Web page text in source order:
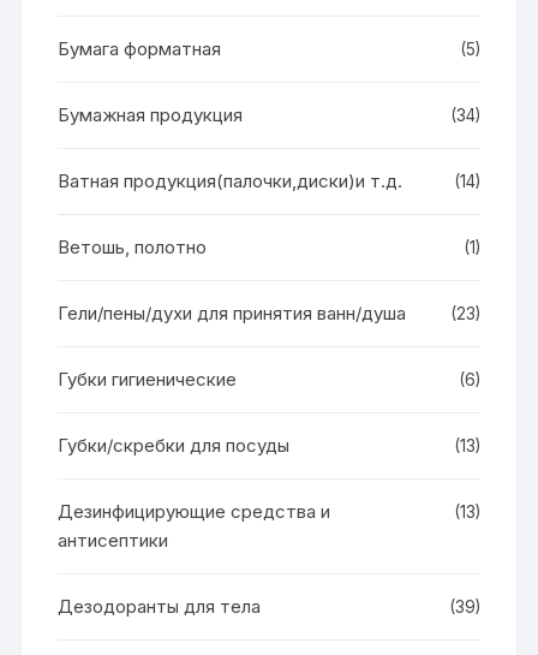
Бумага форматная (5)
Бумажная продукция (34)
Ватная продукция(палочки,диски)и т.д. (14)
Ветошь, полотно (1)
Гели/пены/духи для принятия ванн/душа (23)
Губки гигиенические (6)
Губки/скребки для посуды (13)
Дезинфицирующие средства и
антисептики
(13)
Дезодоранты для тела (39)